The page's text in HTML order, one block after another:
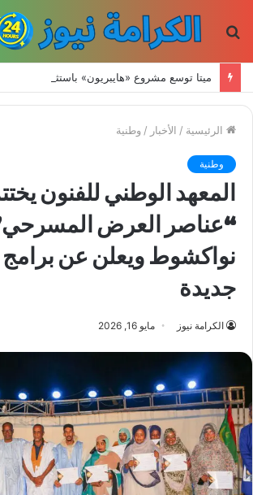
الرئيسية / الأخبار / وطنية
وطنية
المعهد الوطني للفنون
“عناصر العرض
نواكشوط ويعلن عن برامج
جديدة
الكرامة نيوز مايو 16, 2026